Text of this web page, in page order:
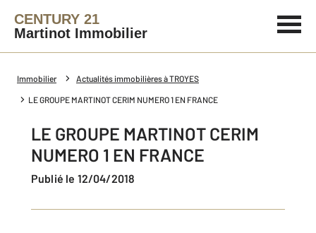
CENTURY 21
Martinot Immobilier
Immobilier Actualités immobilières à TROYES
LE GROUPE MARTINOT CERIM NUMERO 1 EN FRANCE
LE GROUPE MARTINOT CERIM
NUMERO 1 EN FRANCE
Publié le 12/04/2018